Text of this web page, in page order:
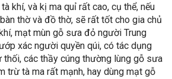
khí, và kị ma quỉ rất cao, cụ thể, nếu
thờ và đồ thờ, sẽ rất tốt cho gia chủ
mạt mùn gỗ sưa đỏ người Trung
xác người quyền qúi, có tác dụng
thối, các thầy cúng thường lùng gỗ sưa
trừ tà ma rất mạnh, hay dùng mạt gỗ